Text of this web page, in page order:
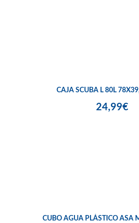
CAJA SCUBA L 80L
24,99€
CUBO AGUA PLÁSTICO ASA